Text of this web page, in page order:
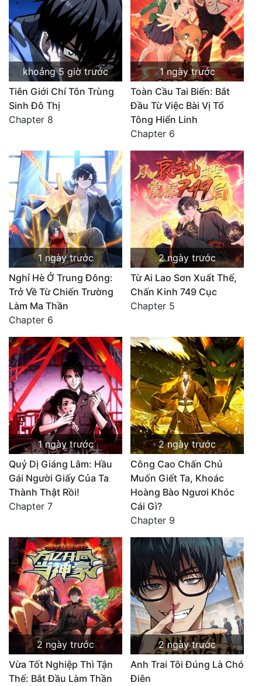
khoảng 5 giờ trước
Tiên Giới Chí Tôn Trùng
Sinh Đô Thị
Chapter 8
1 ngày trước
Toàn Cầu Tai Biến: Bắt
Đầu Từ Việc Bài Vị Tổ
Tông Hiển Linh
Chapter 6
1 ngày trước
Nghỉ Hè Ở Trung Đông:
Trở Về Từ Chiến Trường
Làm Ma Thần
Chapter 6
2 ngày trước
Từ Ai Lao Sơn Xuất Thế,
Chấn Kinh 749 Cục
Chapter 5
1 ngày trước
Quỷ Dị Giáng Lâm: Hầu
Gái Người Giấy Của Ta
Thành Thật Rồi!
Chapter 7
2 ngày trước
Công Cao Chấn Chủ
Muốn Giết Ta, Khoác
Hoàng Bào Ngươi Khóc
Cái Gì?
Chapter 9
2 ngày trước
Vừa Tốt Nghiệp Thì Tận
Thế: Bắt Đầu Làm Thần
2 ngày trước
Anh Trai Tôi Đúng Là Chó
Điên